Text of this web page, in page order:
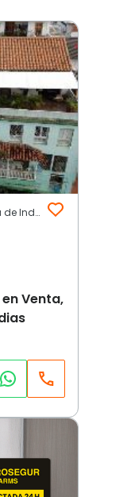
CENTRO | Área Urbana | Cartagena de Indias
Venta,